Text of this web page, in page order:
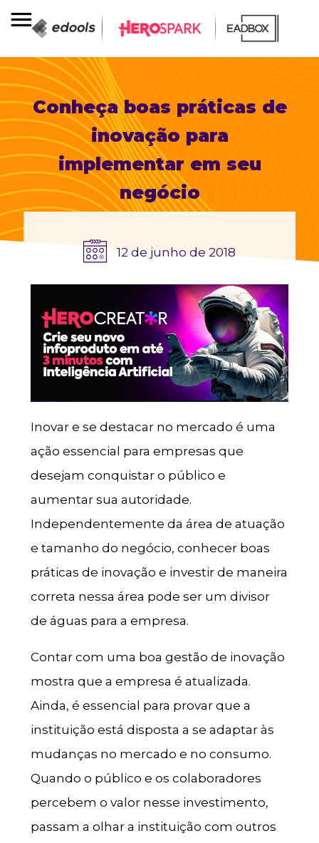
Conheça boas práticas de
inovação para
implementar em seu
negócio
12 de junho de 2018
Inovar e se destacar no mercado é uma
ação essencial para empresas que
desejam conquistar o público e
aumentar sua autoridade.
Independentemente da área de atuação
e tamanho do negócio, conhecer boas
práticas de inovação e investir de maneira
correta nessa área pode ser um divisor
de águas para a empresa.
Contar com uma boa gestão de inovação
mostra que a empresa é atualizada.
Ainda, é essencial para provar que a
instituição está disposta a se adaptar às
mudanças no mercado e no consumo.
Quando o público e os colaboradores
percebem o valor nesse investimento,
passam a olhar a instituição com outros